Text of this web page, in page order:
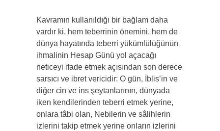
Kavramın kullanıldığı bir bağlam daha
vardır ki, hem teberrinin önemini, hem de
dünya hayatında teberri yükümlülüğünün
ihmalinin Hesap Günü yol açacağı
neticeyi ifade etmek açısından son derece
sarsıcı ve ibret vericidir: O gün, İblis’in ve
diğer cin ve ins şeytanlarının, dünyada
iken kendilerinden teberri etmek yerine,
onlara tâbi olan, Nebilerin ve sâlihlerin
izlerini takip etmek yerine onların izlerini